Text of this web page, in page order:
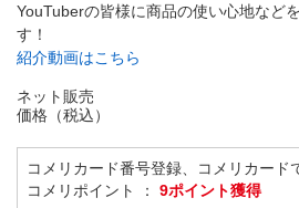
YouTuberの皆様に商品の使い心地など
す！
紹介動画はこちら
ネット販売
価格（税込）
コメリカード番号登録、コメリカード
コメリポイント ： 9ポイント獲得